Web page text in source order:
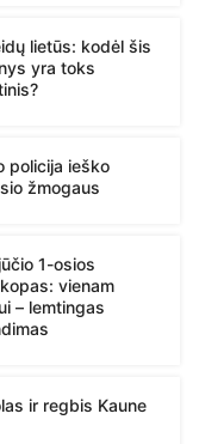
lietūs: kodėl šis
yra toks
policija ieško
žmogaus
1-osios
vienam
– lemtingas
ir regbis Kaune